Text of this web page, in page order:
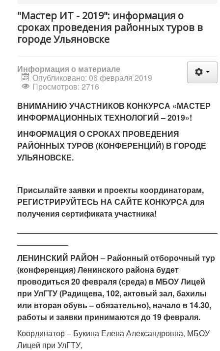
"Мастер ИТ - 2019": информация о
сроках проведения районных туров в
городе Ульяновске
Информация о материале
Опубликовано: 06 февраля 2019
Просмотров: 2716
ВНИМАНИЮ УЧАСТНИКОВ КОНКУРСА «МАСТЕР
ИНФОРМАЦИОННЫХ ТЕХНОЛОГИЙ–2019»!
ИНФОРМАЦИЯ О СРОКАХ ПРОВЕДЕНИЯ
РАЙОННЫХ ТУРОВ (КОНФЕРЕНЦИЙ) В ГОРОДЕ
УЛЬЯНОВСКЕ.
Присылайте заявки и проекты координаторам,
РЕГИСТРИРУЙТЕСЬ НА САЙТЕ КОНКУРСА для
получения сертификата участника!
ЛЕНИНСКИЙ РАЙОН – Районный отборочный тур
(конференция) Ленинского района будет
проводиться20 февраля (среда) в МБОУ Лицей
при УлГТУ (Радищева, 102, актовый зал, бахилы
или вторая обувь– обязательно), начало в 14.30,
работы и заявки принимаются до 19 февраля.
Координатор – Букина Елена Александровна, МБОУ
Лицей при УлГТУ,